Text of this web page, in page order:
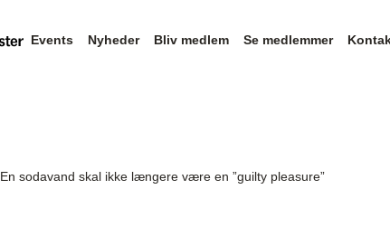
Events Nyheder Bliv medlem Se medlemmer
En sodavand skal ikke længere være en ”guilty pleasure”